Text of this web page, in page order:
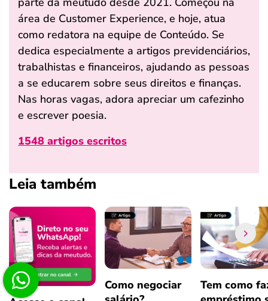
área de Customer Experience, e hoje, atua
como redatora na equipe de Conteúdo. Se
dedica especialmente a artigos previdenciários,
trabalhistas e financeiros, ajudando as pessoas
a se educarem sobre seus direitos e finanças.
Nas horas vagas, adora apreciar um cafezinho
e escrever poesia.
1548 artigos escritos
Leia também
Como negociar
Tem como